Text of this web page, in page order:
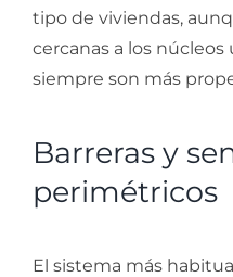
tipo de viviendas,
cercanas a los
siempre son más
Barreras y
perimétricos
El sistema más